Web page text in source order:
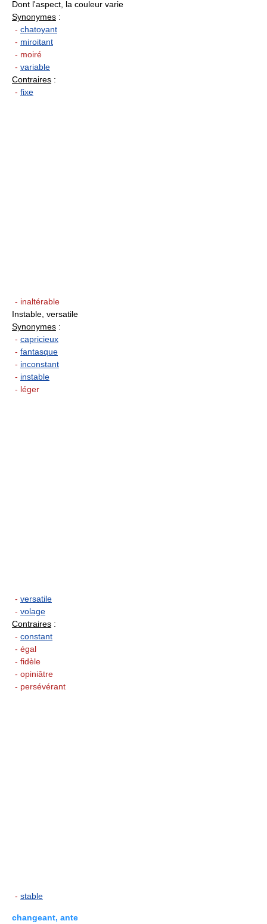
Dont l'aspect, la couleur varie
Synonymes :
- chatoyant
- miroitant
- moiré
- variable
Contraires :
- fixe
- inaltérable
Instable, versatile
Synonymes :
- capricieux
- fantasque
- inconstant
- instable
- léger
- versatile
- volage
Contraires :
- constant
- égal
- fidèle
- opiniâtre
- persévérant
- stable
changeant, ante